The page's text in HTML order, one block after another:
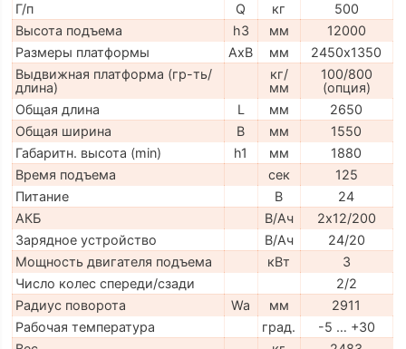
Г/п
Q кг
500
Высота подъема
h3 мм
12000
Размеры платформы
AxB мм
2450х1350
Выдвижная платформа (гр-ть/
длина)
кг/
мм
100/800
(опция)
Общая длина
L мм
2650
Общая ширина
B мм
1550
Габаритн. высота (min)
h1 мм
1880
Время подъема
сек
125
Питание
В
24
АКБ
В/Ач
2х12/200
Зарядное устройство
В/Ач
24/20
Мощность двигателя подъема
кВт
3
Число колес спереди/сзади
2/2
Радиус поворота
Wa мм
2911
Рабочая температура
град.
-5 … +30